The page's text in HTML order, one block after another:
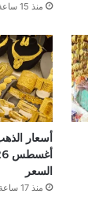
منذ 15 ساعة
السعر
منذ 17 ساعة